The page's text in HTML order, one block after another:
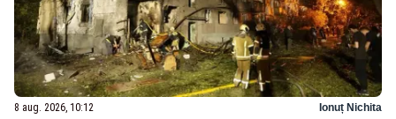
8 aug. 2026, 10:12 Ionuț Nichita